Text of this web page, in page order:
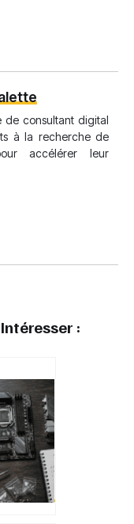
de consultant digital
à la recherche de
accélérer leur
: